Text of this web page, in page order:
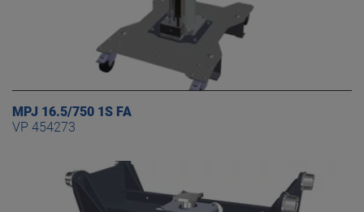
MPJ 16.5/750 1S FA
VP 454273